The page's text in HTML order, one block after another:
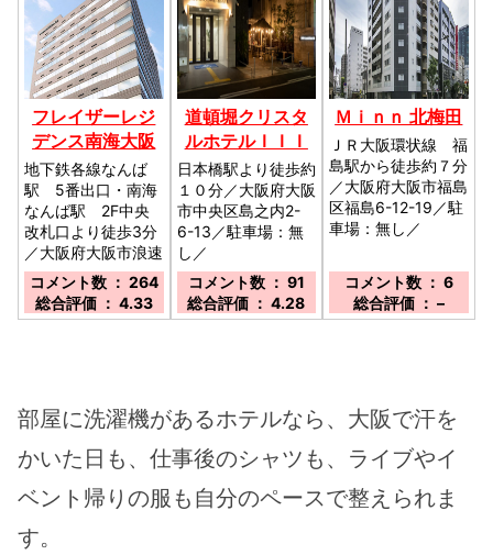
フレイザーレジ
デンス南海大阪
地下鉄各線なんば
駅 5番出口・南海
なんば駅 2F中央
改札口より徒歩3分
／大阪府大阪市浪速
区難波中1-17-11／
駐車場：提携駐車場
（なんばCity）24
コメント数 ： 264
総合評価 ： 4.33
道頓堀クリスタ
ルホテルＩＩＩ
日本橋駅より徒歩約
１０分／大阪府大阪
市中央区島之内2-
6-13／駐車場：無
し／
コメント数 ： 91
総合評価 ： 4.28
Ｍｉｎｎ 北梅田
ＪＲ大阪環状線 福
島駅から徒歩約７分
／大阪府大阪市福島
区福島6-12-19／駐
車場：無し／
コメント数 ： 6
総合評価 ： –
部屋に洗濯機があるホテルなら、大阪で汗を
かいた日も、仕事後のシャツも、ライブやイ
ベント帰りの服も自分のペースで整えられま
す。